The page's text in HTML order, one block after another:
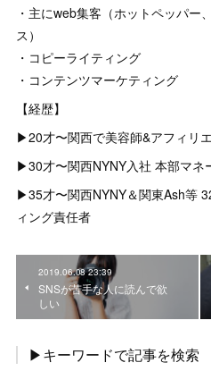
・主にweb集客（ホットペッパー
ス）
・コピーライティング
・コンテンツマーケティング
【経歴】
▶︎20才〜関西で美容師&アフィリ
▶︎30才〜関西NYNY入社 本部マネ
▶︎35才〜関西NYNY＆関東Ash等
ィング責任者
2019.06.08 23:39
SNSが苦手な人に読んで欲
しい
▶キーワードで記事を検索